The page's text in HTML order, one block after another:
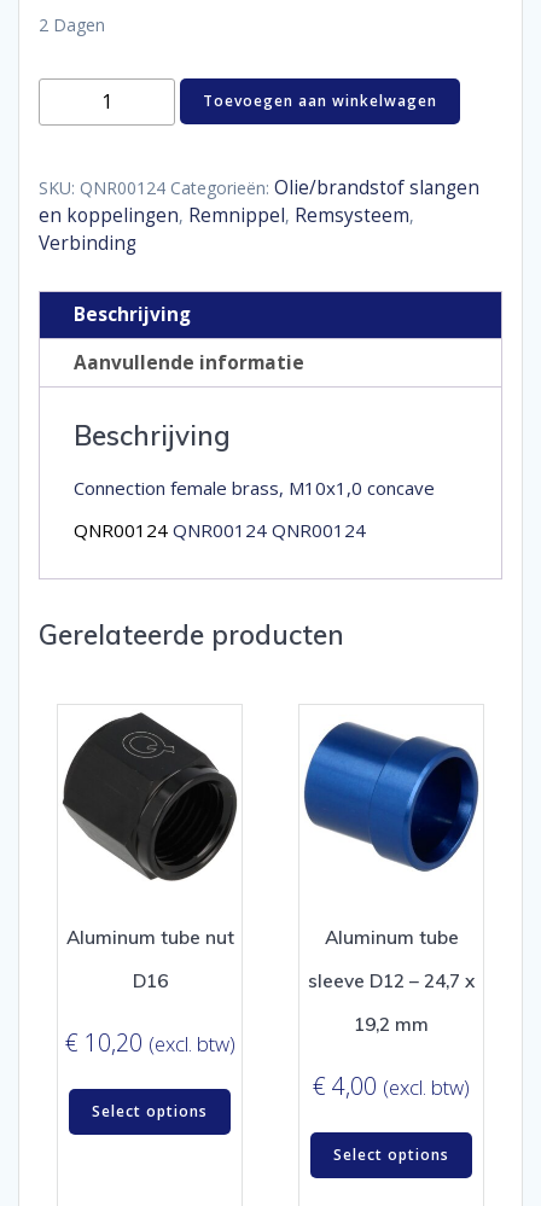
2 Dagen
Coupler
1,0
concave
aantal
Toevoegen aan winkelwagen
SKU: QNR00124 Categorieën: Olie/brandstof slangen
en koppelingen, Remnippel, Remsysteem,
Verbinding
Beschrijving
Aanvullende informatie
Beschrijving
Connection female brass, M10x1,0 concave
QNR00124 QNR00124 QNR00124
Gerelateerde producten
Aluminum tube nut
D16
€ 10,20 (excl. btw)
Select options
Aluminum tube
sleeve D12 – 24,7 x
19,2 mm
€ 4,00 (excl. btw)
Select options